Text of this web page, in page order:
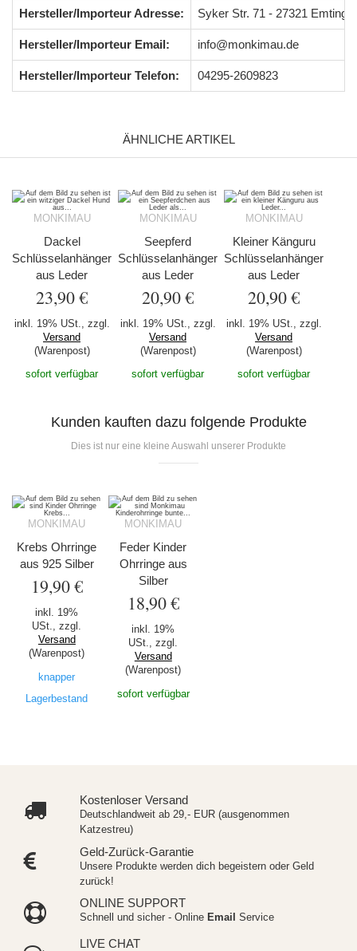
Hersteller/Importeur Adresse: Syker Str. 71 - 27321
Hersteller/Importeur Email: info@monkimau.de
Hersteller/Importeur Telefon: 04295-2609823
ÄHNLICHE ARTIKEL
MONKIMAU
Dackel
Schlüsselanhänger
aus Leder
23,90 €
inkl. 19% USt., zzgl.
Versand
(Warenpost)
sofort verfügbar
MONKIMAU
Seepferd
Schlüsselanhänger
aus Leder
20,90 €
inkl. 19% USt., zzgl.
Versand
(Warenpost)
sofort verfügbar
MONKIMAU
Kleiner Känguru
Schlüsselanhänger
aus Leder
20,90 €
inkl. 19% USt., zzgl.
Versand
(Warenpost)
sofort verfügbar
Kunden kauften dazu folgende Produkte
Dies ist nur eine kleine Auswahl unserer Produkte
MONKIMAU
Krebs Ohrringe
aus 925 Silber
19,90 €
inkl. 19%
USt., zzgl.
Versand
(Warenpost)
knapper
Lagerbestand
MONKIMAU
Feder Kinder
Ohrringe aus
Silber
18,90 €
inkl. 19%
USt., zzgl.
Versand
(Warenpost)
sofort verfügbar
Kostenloser Versand
Deutschlandweit ab 29,- EUR (ausgenommen
Katzestreu)
Geld-Zurück-Garantie
Unsere Produkte werden dich begeistern oder Geld
zurück!
ONLINE SUPPORT
Schnell und sicher - Online Email Service
LIVE CHAT